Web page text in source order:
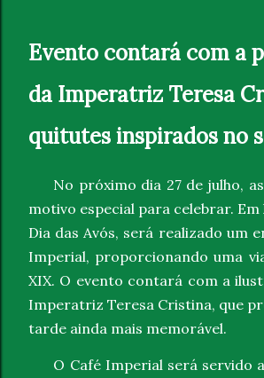
Evento contará com a
da Imperatriz Teresa
quitutes inspirados no
No próximo dia 27 de julho,
motivo especial para celebrar. Em
Dia das Avós, será realizado um
Imperial, proporcionando uma
XIX. O evento contará com a
Imperatriz Teresa Cristina, que
tarde ainda mais memorável.
O Café Imperial será servido